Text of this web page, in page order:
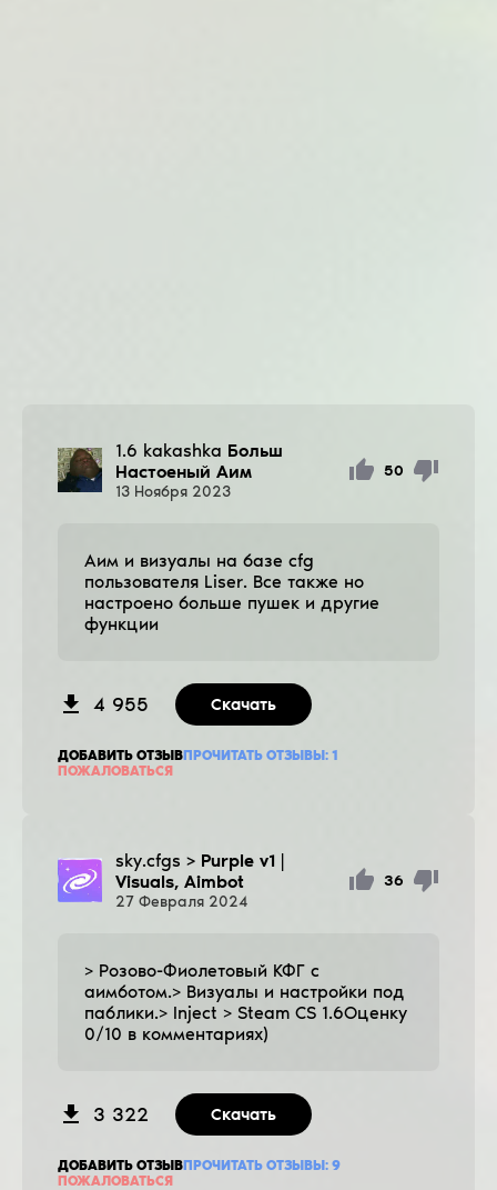
1.6 kakashka Больш
Настоеный Аим
13 Ноября 2023
50
Аим и визуалы на базе cfg
пользователя Liser. Все также но
настроено больше пушек и другие
функции
4 955 Скачать
ДОБАВИТЬ ОТЗЫВПРОЧИТАТЬ ОТЗЫВЫ: 1
ПОЖАЛОВАТЬСЯ
sky.cfgs > Purple v1 |
Visuals, Aimbot
27 Февраля 2024
36
> Розово-Фиолетовый КФГ с
аимботом.> Визуалы и настройки под
паблики.> Inject > Steam CS 1.6Оценку
0/10 в комментариях)
3 322 Скачать
ДОБАВИТЬ ОТЗЫВПРОЧИТАТЬ ОТЗЫВЫ: 9
ПОЖАЛОВАТЬСЯ